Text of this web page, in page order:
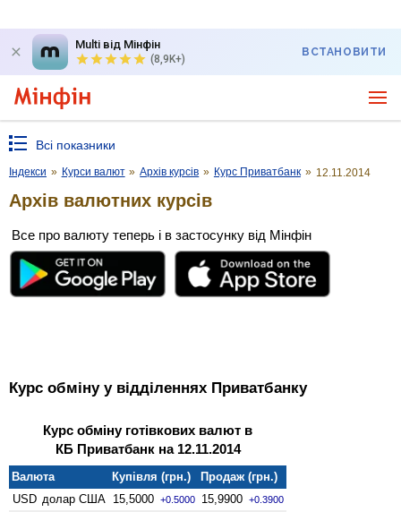
Multi від Мінфін
(8,9K+)
ВСТАНОВИТИ
Всі показники
Індекси » Курси валют » Архів курсів » Курс Приватбанк » 12.11.2014
Архів валютних курсів
Все про валюту теперь і в застосунку від Мінфін
Курс обміну у відділеннях Приватбанку
Курс обміну готівкових валют в
КБ Приватбанк на 12.11.2014
Валюта Купівля (грн.)
Продаж (грн.)
USD долар США 15,5000 +0.5000 15,9900 +0.3900